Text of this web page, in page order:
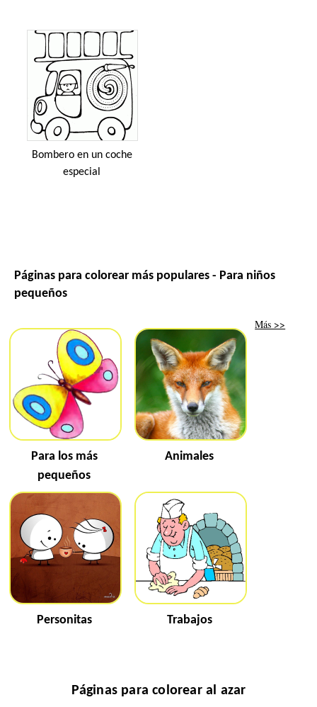
Bombero en un coche
especial
Páginas para colorear más populares - Para niños
pequeños
Para los más
pequeños
Animales
Personitas Trabajos
Más >>
Páginas para colorear al azar